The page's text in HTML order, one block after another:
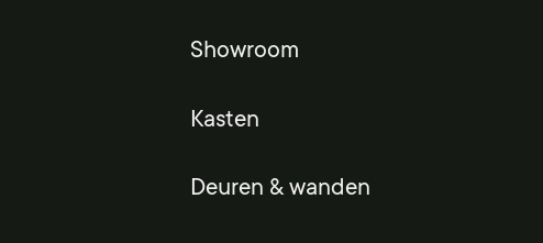
Showroom
Kasten
Deuren & wanden